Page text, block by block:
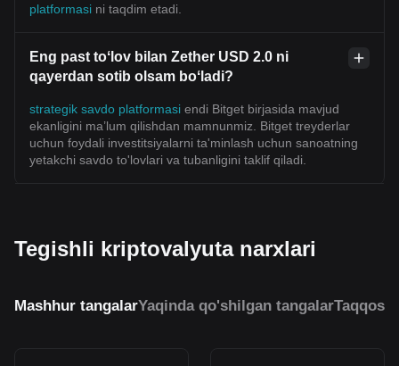
platformasi ni taqdim etadi.
Eng past toʻlov bilan Zether USD 2.0 ni
qayerdan sotib olsam boʻladi?
strategik savdo platformasi endi Bitget birjasida mavjud
ekanligini ma’lum qilishdan mamnunmiz. Bitget treyderlar
uchun foydali investitsiyalarni ta'minlash uchun sanoatning
yetakchi savdo to'lovlari va tubanligini taklif qiladi.
Tegishli kriptovalyuta narxlari
Mashhur tangalarYaqinda qo'shilgan tangalar